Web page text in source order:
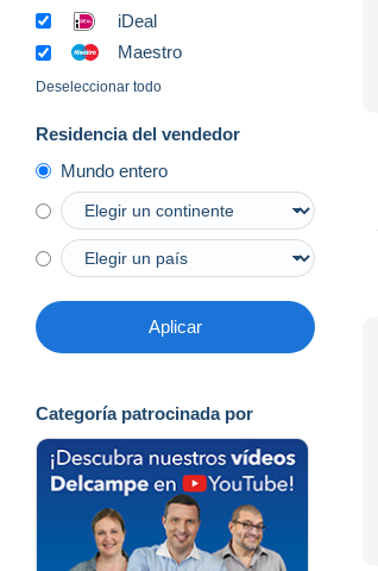
iDeal
Maestro
Deseleccionar todo
Residencia del vendedor
Mundo entero
Aplicar
Categoría patrocinada por